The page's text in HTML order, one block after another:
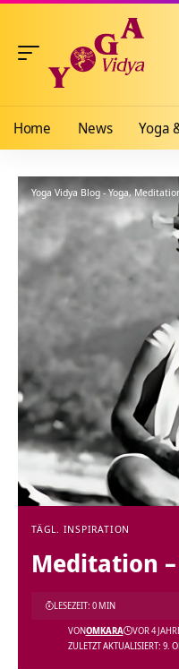
Home News Yoga
Yoga Vidya Blog - Yoga,
TÄGL. INSPIRATION
Meditation
ZULETZT AKTUALISIERT: 9.
VONOMKARA VOR 4
LESEZEIT: 0 MIN